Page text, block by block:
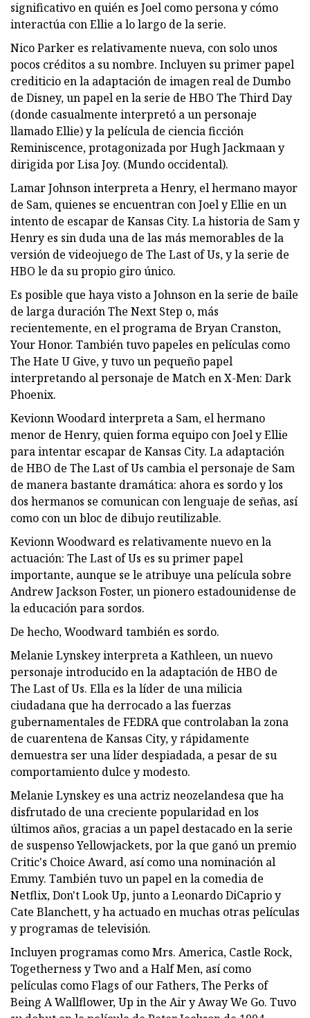
significativo en quién es Joel como persona y cómo
interactúa con Ellie a lo largo de la serie.
Nico Parker es relativamente nueva, con solo unos
pocos créditos a su nombre. Incluyen su primer papel
crediticio en la adaptación de imagen real de Dumbo
de Disney, un papel en la serie de HBO The Third Day
(donde casualmente interpretó a un personaje
llamado Ellie) y la película de ciencia ficción
Reminiscence, protagonizada por Hugh Jackmaan y
dirigida por Lisa Joy. (Mundo occidental).
Lamar Johnson interpreta a Henry, el hermano mayor
de Sam, quienes se encuentran con Joel y Ellie en un
intento de escapar de Kansas City. La historia de Sam y
Henry es sin duda una de las más memorables de la
versión de videojuego de The Last of Us, y la serie de
HBO le da su propio giro único.
Es posible que haya visto a Johnson en la serie de baile
de larga duración The Next Step o, más
recientemente, en el programa de Bryan Cranston,
Your Honor. También tuvo papeles en películas como
The Hate U Give, y tuvo un pequeño papel
interpretando al personaje de Match en X-Men: Dark
Phoenix.
Kevionn Woodard interpreta a Sam, el hermano
menor de Henry, quien forma equipo con Joel y Ellie
para intentar escapar de Kansas City. La adaptación
de HBO de The Last of Us cambia el personaje de Sam
de manera bastante dramática: ahora es sordo y los
dos hermanos se comunican con lenguaje de señas, así
como con un bloc de dibujo reutilizable.
Kevionn Woodward es relativamente nuevo en la
actuación: The Last of Us es su primer papel
importante, aunque se le atribuye una película sobre
Andrew Jackson Foster, un pionero estadounidense de
la educación para sordos.
De hecho, Woodward también es sordo.
Melanie Lynskey interpreta a Kathleen, un nuevo
personaje introducido en la adaptación de HBO de
The Last of Us. Ella es la líder de una milicia
ciudadana que ha derrocado a las fuerzas
gubernamentales de FEDRA que controlaban la zona
de cuarentena de Kansas City, y rápidamente
demuestra ser una líder despiadada, a pesar de su
comportamiento dulce y modesto.
Melanie Lynskey es una actriz neozelandesa que ha
disfrutado de una creciente popularidad en los
últimos años, gracias a un papel destacado en la serie
de suspenso Yellowjackets, por la que ganó un premio
Critic's Choice Award, así como una nominación al
Emmy. También tuvo un papel en la comedia de
Netflix, Don't Look Up, junto a Leonardo DiCaprio y
Cate Blanchett, y ha actuado en muchas otras películas
y programas de televisión.
Incluyen programas como Mrs. America, Castle Rock,
Togetherness y Two and a Half Men, así como
películas como Flags of our Fathers, The Perks of
Being A Wallflower, Up in the Air y Away We Go. Tuvo